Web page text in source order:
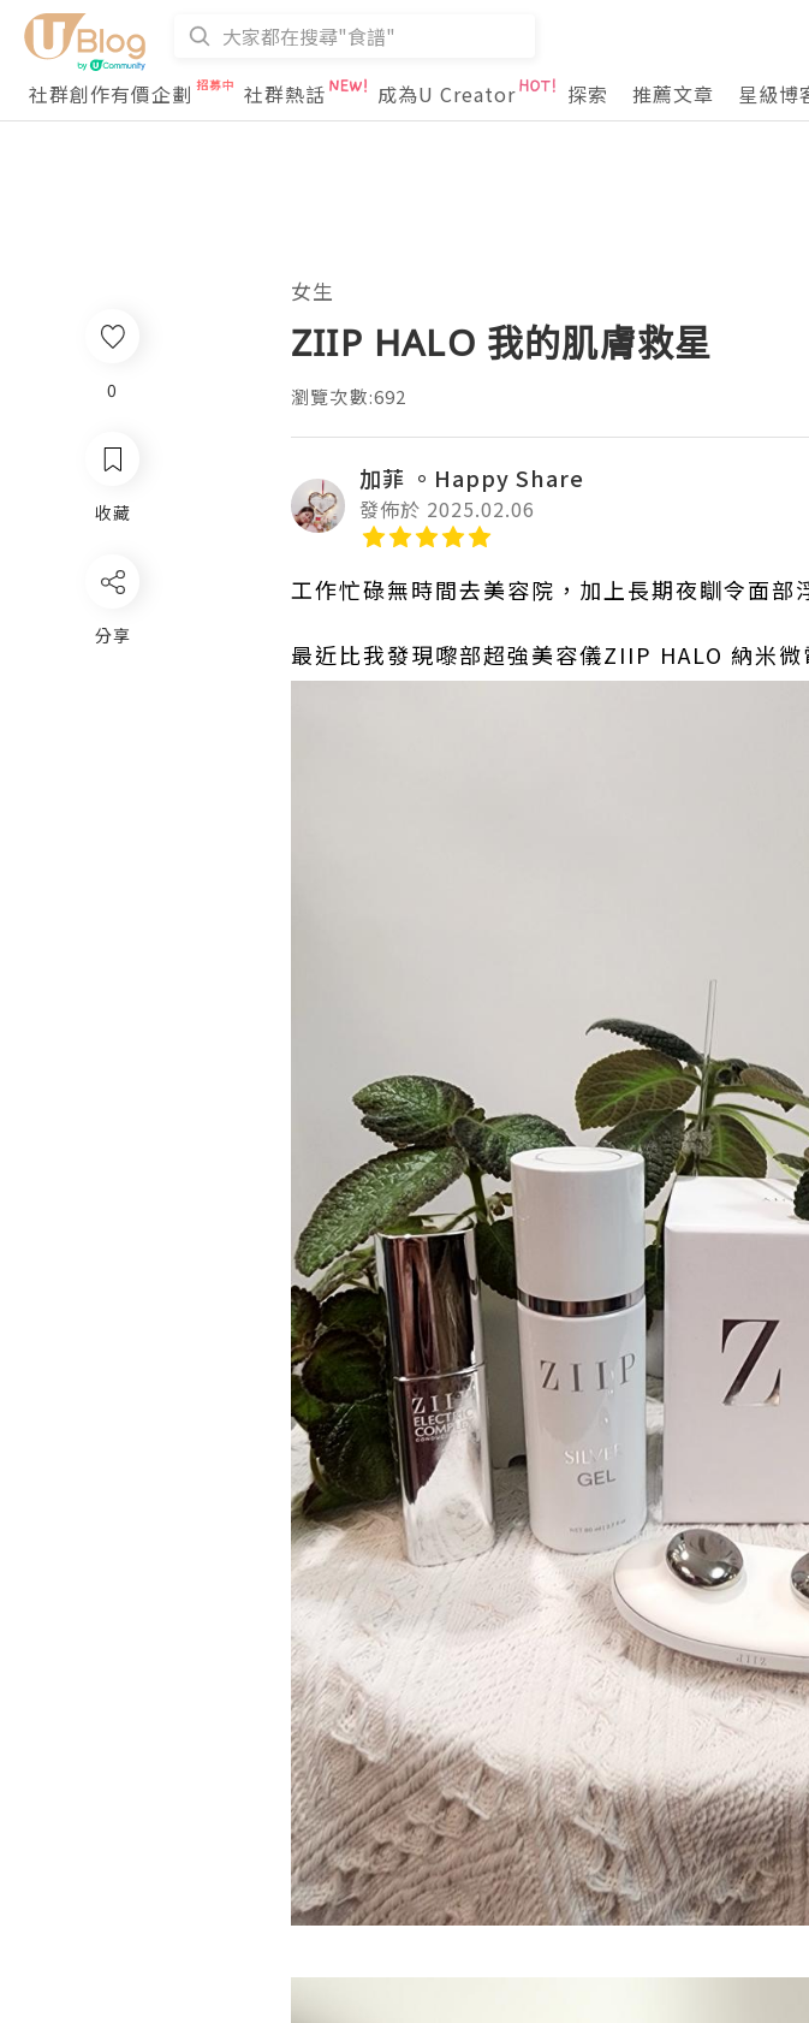
社群創作有價企劃
社群熱話 成為U Creator 探索 推薦文章 星級博
0
收藏
分享
女生
ZIIP HALO 我的肌膚救星
瀏覽次數:692
加菲 。Happy Share
發佈於 2025.02.06
工作忙碌無時間去美容院，加上長期夜瞓令面部
最近比我發現嚟部超強美容儀ZIIP HALO 納米微